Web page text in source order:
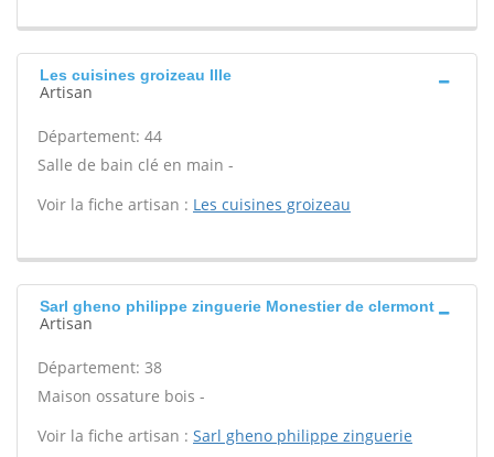
Les cuisines groizeau Ille
Artisan
Département: 44
Salle de bain clé en main -
Voir la fiche artisan : Les cuisines groizeau
Sarl gheno philippe zinguerie Monestier de clermont
Artisan
Département: 38
Maison ossature bois -
Voir la fiche artisan : Sarl gheno philippe zinguerie